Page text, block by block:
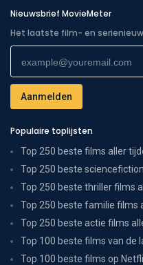
Nieuwsbrief MovieMeter
Het laatste film- en
Populaire toplijsten
Top 250 beste films aller
Top 250 beste
Top 250 beste thriller films
Top 250 beste familie films
Top 250 beste actie films
Top 100 beste films van de
Top 100 beste films op